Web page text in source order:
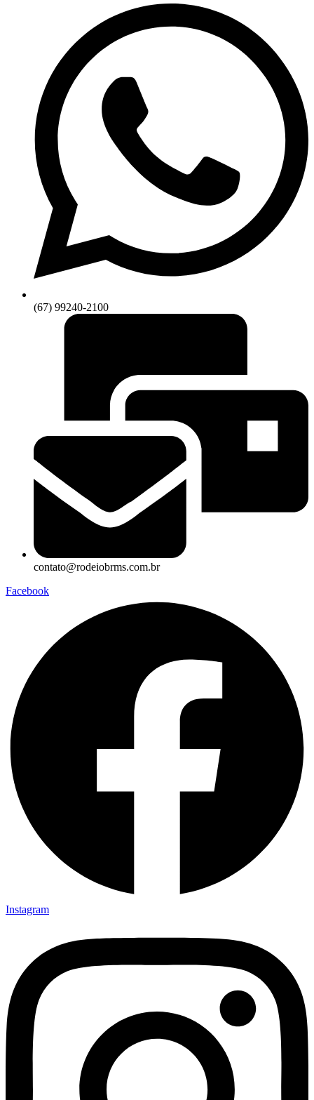
(67) 99240-2100
contato@rodeiobrms.com.br
Facebook
Instagram